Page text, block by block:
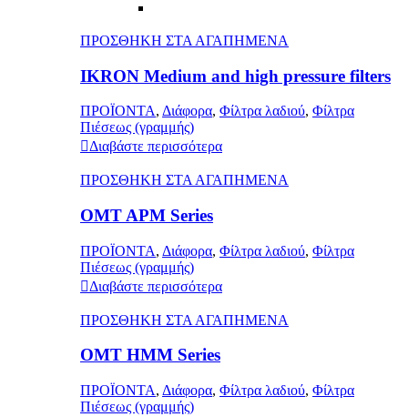
ΠΡΟΣΘΗΚΗ ΣΤΑ ΑΓΑΠΗΜΕΝΑ
IKRON Medium and high pressure filters
ΠΡΟΪΟΝΤΑ, Διάφορα, Φίλτρα λαδιού, Φίλτρα
Πιέσεως (γραμμής)
Διαβάστε περισσότερα
ΠΡΟΣΘΗΚΗ ΣΤΑ ΑΓΑΠΗΜΕΝΑ
OMT APM Series
ΠΡΟΪΟΝΤΑ, Διάφορα, Φίλτρα λαδιού, Φίλτρα
Πιέσεως (γραμμής)
Διαβάστε περισσότερα
ΠΡΟΣΘΗΚΗ ΣΤΑ ΑΓΑΠΗΜΕΝΑ
OMT HMM Series
ΠΡΟΪΟΝΤΑ, Διάφορα, Φίλτρα λαδιού, Φίλτρα
Πιέσεως (γραμμής)